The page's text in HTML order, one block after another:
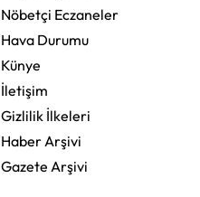
Nöbetçi Eczaneler
Hava Durumu
Künye
İletişim
Gizlilik İlkeleri
Haber Arşivi
Gazete Arşivi